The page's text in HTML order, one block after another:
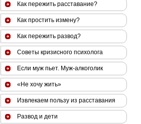
Как пережить расставание?
Как простить измену?
Как пережить развод?
Советы кризисного психолога
Если муж пьет. Муж-алкоголик
«Не хочу жить»
Извлекаем пользу из расставания
Развод и дети